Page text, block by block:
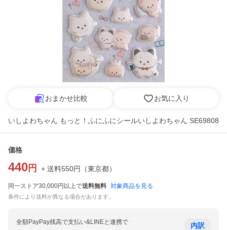
おまかせ比較 お気に入り
いしよわちゃん もっと！ふにふにシールいしよわちゃん SE69808
価格
440 円 + 送料550円 （東京都）
同一ストア30,000円以上で送料無料 対象商品を見る
条件により送料が異なる場合があります。
全額PayPay残高で支払い&LINEと連携で 内訳